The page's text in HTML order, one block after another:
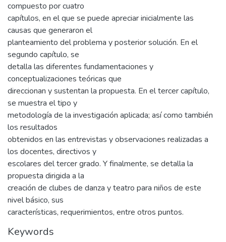
compuesto por cuatro
capítulos, en el que se puede apreciar inicialmente las
causas que generaron el
planteamiento del problema y posterior solución. En el
segundo capítulo, se
detalla las diferentes fundamentaciones y
conceptualizaciones teóricas que
direccionan y sustentan la propuesta. En el tercer capítulo,
se muestra el tipo y
metodología de la investigación aplicada; así como también
los resultados
obtenidos en las entrevistas y observaciones realizadas a
los docentes, directivos y
escolares del tercer grado. Y finalmente, se detalla la
propuesta dirigida a la
creación de clubes de danza y teatro para niños de este
nivel básico, sus
características, requerimientos, entre otros puntos.
Keywords